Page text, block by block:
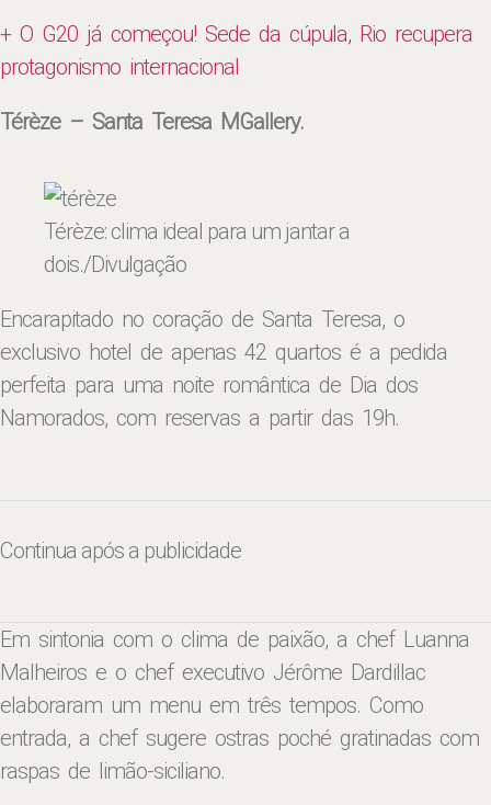
+ O G20 já começou! Sede da cúpula, Rio recupera
protagonismo internacional
Térèze – Santa Teresa MGallery.
Térèze: clima ideal para um jantar a
dois./Divulgação
Encarapitado no coração de Santa Teresa, o
exclusivo hotel de apenas 42 quartos é a pedida
perfeita para uma noite romântica de Dia dos
Namorados, com reservas a partir das 19h.
Continua após a publicidade
Em sintonia com o clima de paixão, a chef Luanna
Malheiros e o chef executivo Jérôme Dardillac
elaboraram um menu em três tempos. Como
entrada, a chef sugere ostras poché gratinadas com
raspas de limão-siciliano.